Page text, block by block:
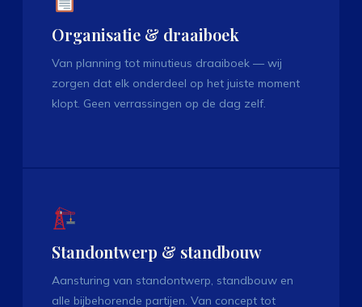
Organisatie & draaiboek
Van planning tot minutieus draaiboek — wij
zorgen dat elk onderdeel op het juiste moment
klopt. Geen verrassingen op de dag zelf.
Standontwerp & standbouw
Aansturing van standontwerp, standbouw en
alle bijbehorende partijen. Van concept tot